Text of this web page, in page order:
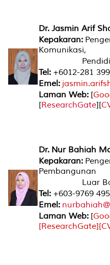
Dr. Jasmin Arif
Kepakaran:
Komunikasi,
Pendidikan
Tel: +6012-281
Emel:
Laman Web: [
[ResearchGate][
Dr. Nur Bahiah
Kepakaran:
Pembangunan
Luar
Tel: +603-9769
Emel:
Laman Web: [
[ResearchGate][